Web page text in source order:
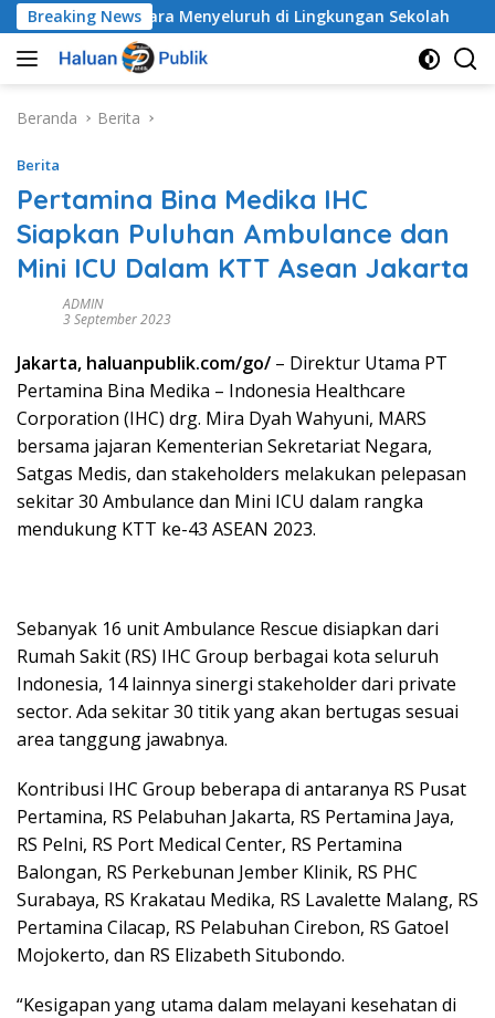
Langsung
ke
konten
Breaking News
Secara Menyeluruh di Lingkungan Sekolah
Beranda Berita
Berita
Pertamina Bina Medika IHC
Siapkan Puluhan Ambulance dan
Mini ICU Dalam KTT Asean Jakarta
ADMIN
3 September 2023
Jakarta, haluanpublik.com/go/ – Direktur Utama PT
Pertamina Bina Medika – Indonesia Healthcare
Corporation (IHC) drg. Mira Dyah Wahyuni, MARS
bersama jajaran Kementerian Sekretariat Negara,
Satgas Medis, dan stakeholders melakukan pelepasan
sekitar 30 Ambulance dan Mini ICU dalam rangka
mendukung KTT ke-43 ASEAN 2023.
Sebanyak 16 unit Ambulance Rescue disiapkan dari
Rumah Sakit (RS) IHC Group berbagai kota seluruh
Indonesia, 14 lainnya sinergi stakeholder dari private
sector. Ada sekitar 30 titik yang akan bertugas sesuai
area tanggung jawabnya.
Kontribusi IHC Group beberapa di antaranya RS Pusat
Pertamina, RS Pelabuhan Jakarta, RS Pertamina Jaya,
RS Pelni, RS Port Medical Center, RS Pertamina
Balongan, RS Perkebunan Jember Klinik, RS PHC
Surabaya, RS Krakatau Medika, RS Lavalette Malang, RS
Pertamina Cilacap, RS Pelabuhan Cirebon, RS Gatoel
Mojokerto, dan RS Elizabeth Situbondo.
“Kesigapan yang utama dalam melayani kesehatan di